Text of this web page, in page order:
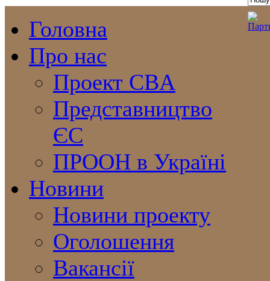
Головна
Про нас
Проект CBA
Представництво
ЄС
ПРООН в Україні
Новини
Новини проекту
Оголошення
Вакансії